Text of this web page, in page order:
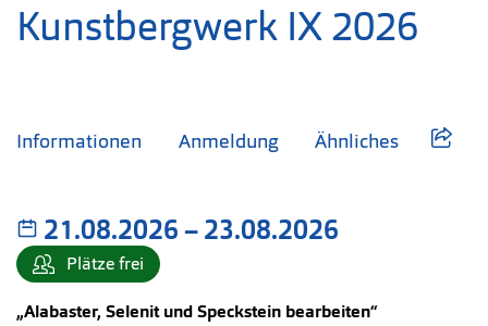
Kunstbergwerk IX 2026
Informationen Anmeldung Ähnliches
21.08.2026–bis
23.08.2026
Plätze frei
„Alabaster, Selenit und Speckstein bearbeiten“